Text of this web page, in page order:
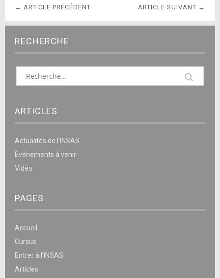
ARTICLE SUIVANT →
← ARTICLE PRÉCÉDENT
RECHERCHE
ARTICLES
Actualités de l’INSAS
Événements à venir
Vidéo
PAGES
Accueil
Cursus
Entrer à l’INSAS
Articles